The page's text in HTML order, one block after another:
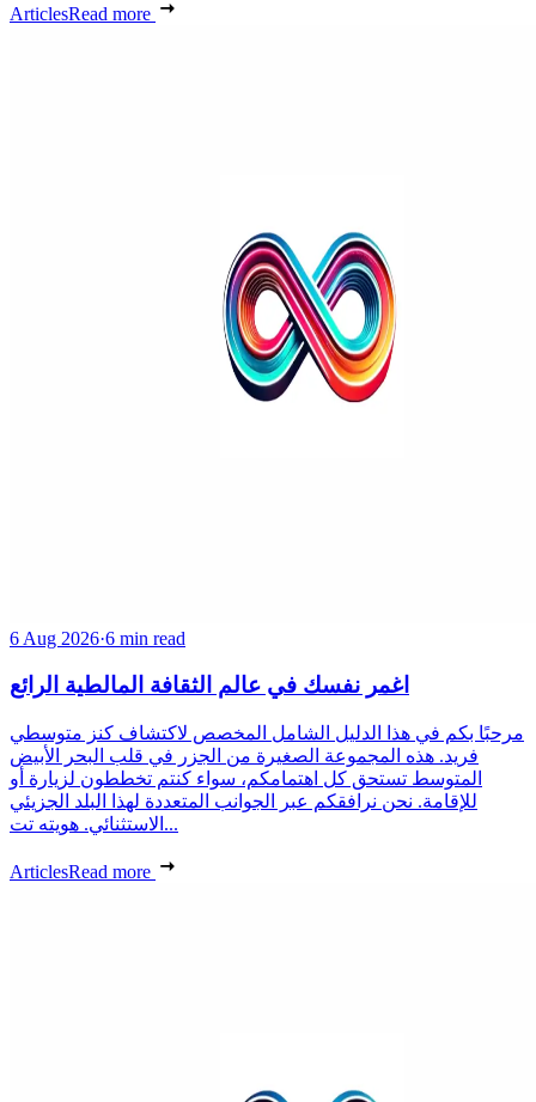
ArticlesRead more
6 Aug 2026·6 min read
اغمر نفسك في عالم الثقافة المالطية الرائع
مرحبًا بكم في هذا الدليل الشامل المخصص لاكتشاف كنز متوسطي
فريد. هذه المجموعة الصغيرة من الجزر في قلب البحر الأبيض
المتوسط تستحق كل اهتمامكم، سواء كنتم تخططون لزيارة أو
للإقامة. نحن نرافقكم عبر الجوانب المتعددة لهذا البلد الجزيئي
الاستثنائي. هويته تت...
ArticlesRead more